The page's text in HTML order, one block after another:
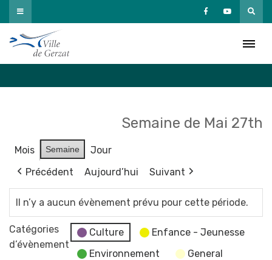
Passer
au
contenu
Semaine de Mai 27th
Mois Semaine
Jour
Précédent
Aujourd’hui Suivant
Il n’y a aucun évènement prévu pour cette période.
Catégories
d’évènement
Culture
Enfance - Jeunesse
Environnement
General